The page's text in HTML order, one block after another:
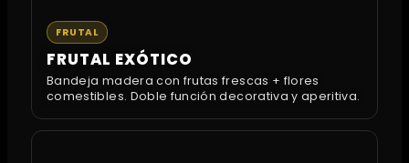
FRUTAL
FRUTAL EXÓTICO
Bandeja madera con frutas frescas + flores
comestibles. Doble función decorativa y aperitiva.